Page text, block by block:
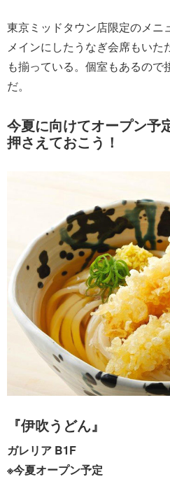
東京ミッドタウン店限定のメニ
メインにしたうなぎ会席もい
も揃っている。個室もあるの
だ。
今夏に向けてオープン予
押さえておこう！
『伊吹うどん』
ガレリア B1F
※今夏オープン予定